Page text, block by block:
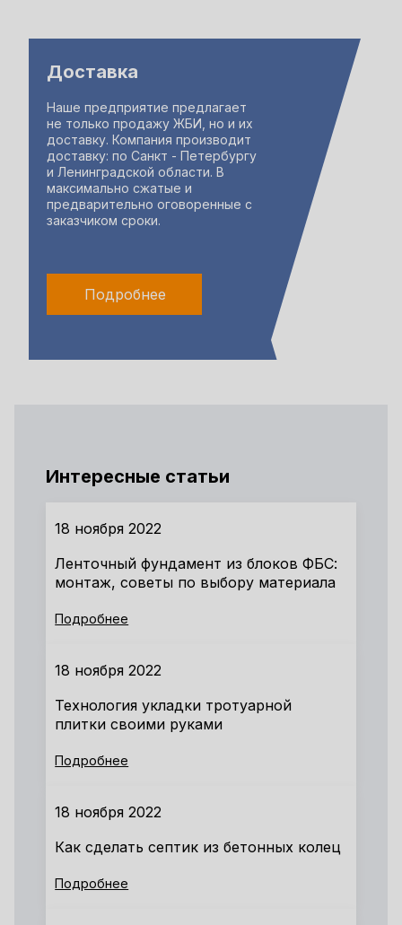
Доставка
Наше предприятие предлагает
не только продажу ЖБИ, но и их
доставку. Компания производит
доставку: по Санкт - Петербургу
и Ленинградской области. В
максимально сжатые и
предварительно оговоренные с
заказчиком сроки.
Подробнее
Интересные статьи
18 ноября 2022
Ленточный фундамент из блоков ФБС:
монтаж, советы по выбору материала
Подробнее
18 ноября 2022
Технология укладки тротуарной
плитки своими руками
Подробнее
18 ноября 2022
Как сделать септик из бетонных колец
Подробнее